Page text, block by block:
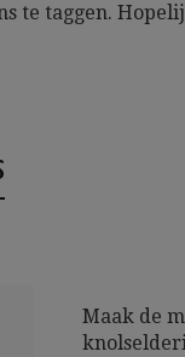
te taggen.
Maak de